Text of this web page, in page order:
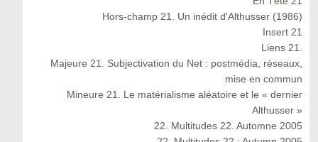
Hors-champ 21. Un inédit d'Althusser (1986)
Insert 21
Liens 21.
Majeure 21. Subjectivation du Net : postmédia, réseaux,
mise en commun
Mineure 21. Le matérialisme aléatoire et le « dernier
Althusser »
22. Multitudes 22. Automne 2005